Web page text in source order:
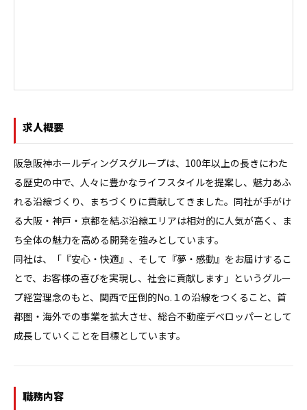
求人概要
阪急阪神ホールディングスグループは、100年以上の長きにわた
る歴史の中で、人々に豊かなライフスタイルを提案し、魅力あふ
れる沿線づくり、まちづくりに貢献してきました。同社が手がけ
る大阪・神戸・京都を結ぶ沿線エリアは相対的に人気が高く、ま
ち全体の魅力を高める開発を強みとしています。
同社は、「『安心・快適』、そして『夢・感動』をお届けするこ
とで、お客様の喜びを実現し、社会に貢献します」というグルー
プ経営理念のもと、関西で圧倒的No.１の沿線をつくること、首
都圏・海外での事業を拡大させ、総合不動産デベロッパーとして
職務内容